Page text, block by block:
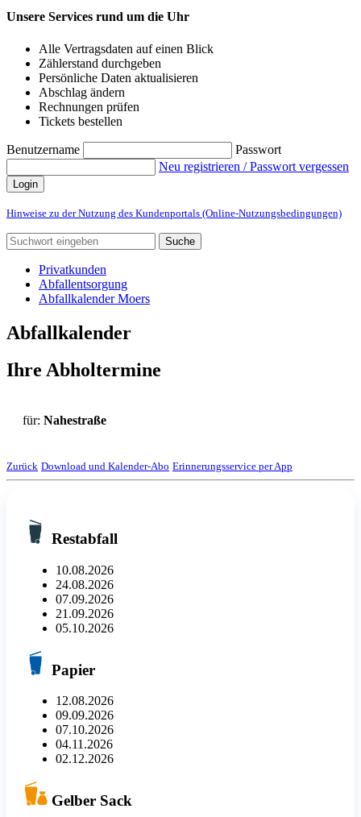
Unsere Services rund um die Uhr
Alle Vertragsdaten auf einen Blick
Zählerstand durchgeben
Persönliche Daten aktualisieren
Abschlag ändern
Rechnungen prüfen
Tickets bestellen
Benutzername
Passwort
Neu registrieren / Passwort vergessen
Login
Hinweise zu der Nutzung des Kundenportals (Online-Nutzungsbedingungen)
Suche
Privatkunden
Abfallentsorgung
Abfallkalender Moers
Abfallkalender
Ihre Abholtermine
für: Nahestraße
Zurück Download und Kalender-Abo Erinnerungsservice per App
Restabfall
10.08.2026
24.08.2026
07.09.2026
21.09.2026
05.10.2026
Papier
12.08.2026
09.09.2026
07.10.2026
04.11.2026
02.12.2026
Gelber Sack